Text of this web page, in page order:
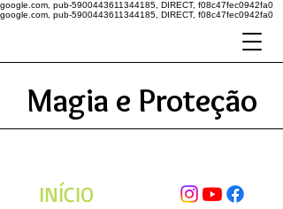
google.com, pub-5900443611344185, DIRECT, f08c47fec0942fa0
google.com, pub-5900443611344185, DIRECT, f08c47fec0942fa0
Magia e Proteção
INÍCIO